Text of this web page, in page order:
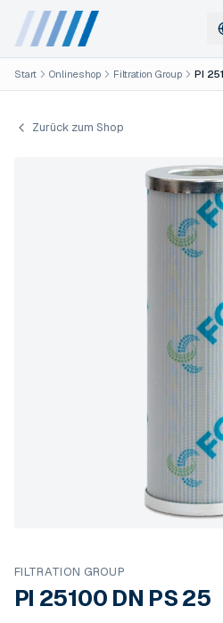
Start Onlineshop Filtration Group PI
Zurück zum Shop
FILTRATION GROUP
PI 25100 DN PS 25